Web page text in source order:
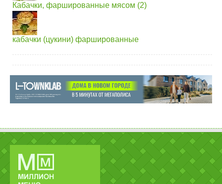
Кабачки, фаршированные мясом (2)
кабачки (цукини) фаршированные